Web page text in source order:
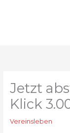
Jetzt
Klick
Vereinsleben